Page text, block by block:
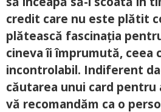
credit care nu este plătit
plătească fascinația
cineva îi împrumută, ceea
incontrolabil. Indiferent
căutarea unui card pentru
vă recomandăm ca o